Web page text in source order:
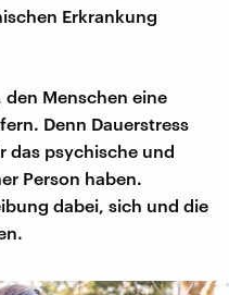
Erkrankung
Menschen eine
Denn Dauerstress
das psychische und
Person haben.
dabei, sich und die